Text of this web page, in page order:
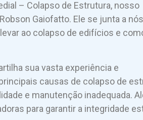
– Colapso de Estrutura, nosso
Gaiofatto. Ele se junta a
ao colapso de edifícios e
sua vasta experiência e
causas de colapso de
e manutenção inadequada.
para garantir a integridade